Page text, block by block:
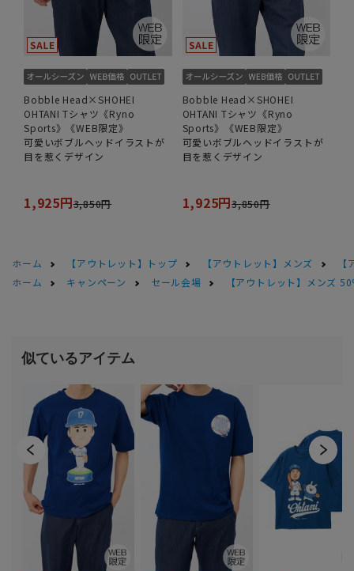
Bobble Head×SHOHEI
OHTANI Tシャツ《Ryno
Sports》《WEB限定》
可愛いボブルヘッドイラストが
目を惹くデザイン
1,925円3,850円
Bobble Head×SHOHEI
OHTANI Tシャツ《Ryno
Sports》《WEB限定》
可愛いボブルヘッドイラストが
目を惹くデザイン
1,925円3,850円
ホーム 【アウトレット】トップ 【アウトレット】メンズ
ホーム
キャンペーン セール会場 【アウトレット】メンズ